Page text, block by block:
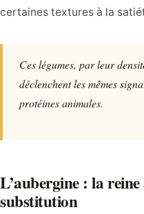
certaines textures à la
Ces légumes, par leur
déclenchent les mêmes
protéines animales.
L’aubergine : la
substitution